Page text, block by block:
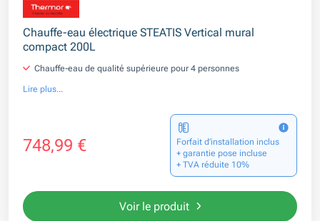
Chauffe-eau électrique STEATIS Vertical mural
compact 200L
Chauffe-eau de qualité supérieure pour 4 personnes
Lire plus...
748,99 €
Forfait d’installation inclus
+ garantie pose incluse
+ TVA réduite 10%
Voir le produit